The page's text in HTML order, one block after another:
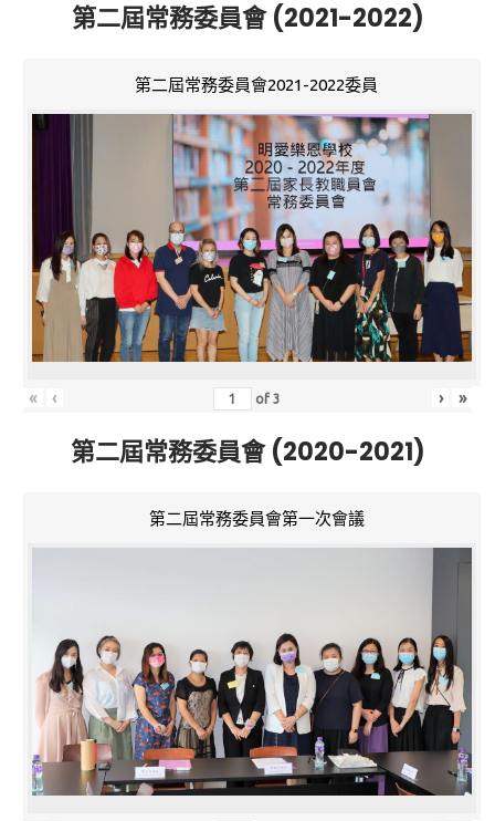
第二屆常務委員會 (2021-2022)
第二屆常務委員會2021-2022委員
« ‹ of3 › »
第二屆常務委員會 (2020-2021)
第二屆常務委員會第一次會議